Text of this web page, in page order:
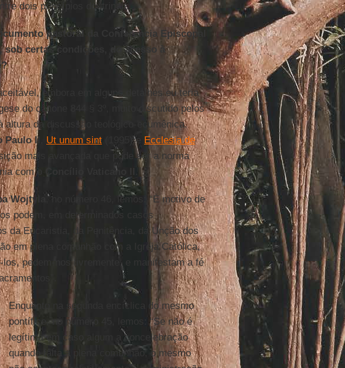
dois princípios doutrinais.
pastoral da Conferência Episcopal
certas condições, do acesso à
embora em alguns detalhes eu teria
do cânone 844 § 3º, muito discutido pelos
altura da discussão teológico-ecumênica.
Paulo II Ut unum sint(1995) e Ecclesia de
mais avançada que pode ser a norma
com o
Concílio Vaticano II
Wojtyla
, no número 46, lemos: “É motivo de
podem, em determinados casos
da Eucaristia, da Penitência, da Unção dos
em plena comunhão com a Igreja Católica,
los, pedem-nos livremente, e manifestam a fé
Enquanto na segunda encíclica do mesmo
pontífice, no número 45, lemos: “Se não é
legítima em caso algum a concelebração
quando falta a plena comunhão, o mesmo